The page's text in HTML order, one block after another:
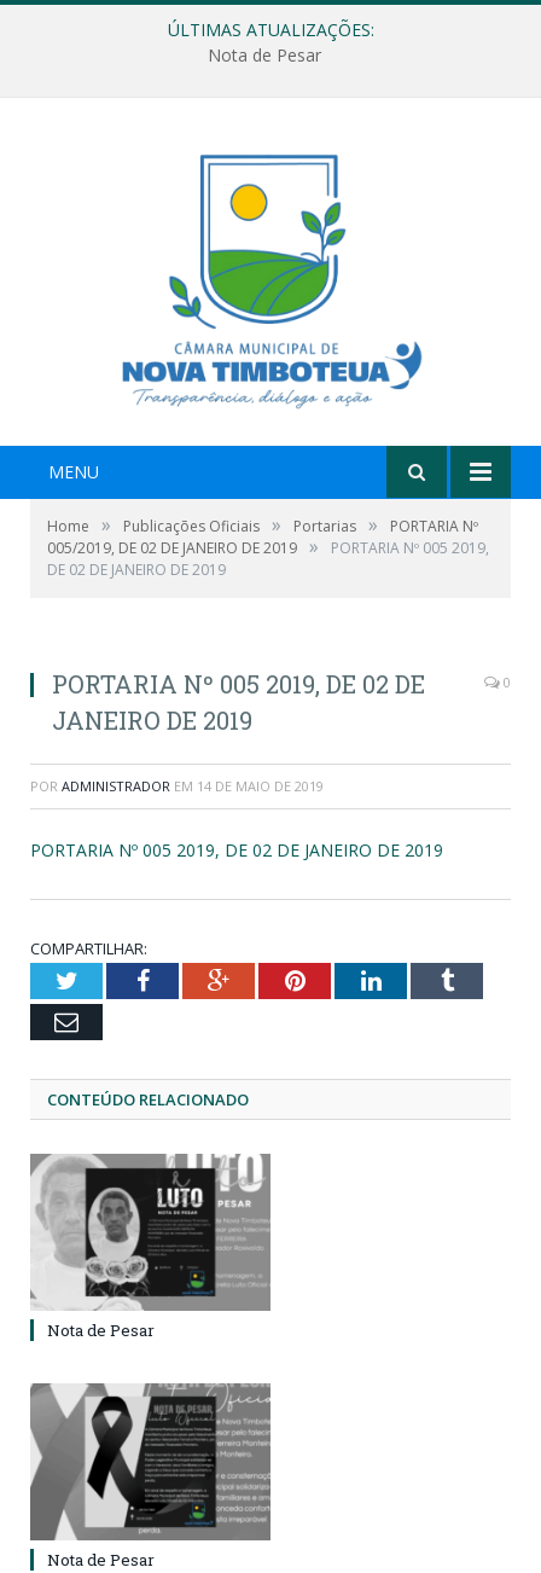
ÚLTIMAS ATUALIZAÇÕES:
Nota de Pesar
MENU
Home » Publicações Oficiais » Portarias »
PORTARIA Nº
005/2019, DE 02 DE JANEIRO DE 2019 »
PORTARIA Nº 005 2019,
DE 02 DE JANEIRO DE 2019
PORTARIA Nº 005 2019, DE 02 DE
JANEIRO DE 2019
0
POR ADMINISTRADOR EM 14 DE MAIO DE 2019
PORTARIA Nº 005 2019, DE 02 DE JANEIRO DE 2019
COMPARTILHAR:
TwitterFacebookGoogle+PinterestLinkedInTumblr
Email
CONTEÚDO RELACIONADO
Nota de Pesar
Nota de Pesar